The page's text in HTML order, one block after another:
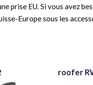
prise EU. Si vous avez
Europe sous les
roofer